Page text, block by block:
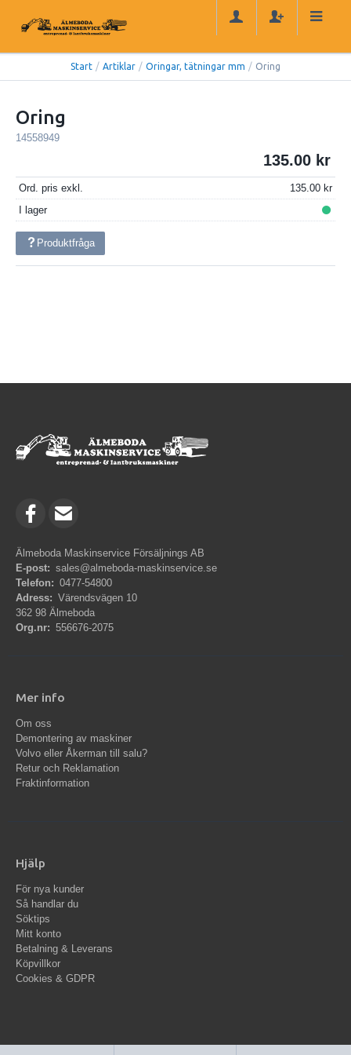
Start / Artiklar / Oringar, tätningar mm / Oring
Oring
14558949
135.00
Ord. pris exkl.
135.00
I lager
Produktfråga
Älmeboda Maskinservice Försäljnings AB
E-post: sales@almeboda-maskinservice.se
Telefon: 0477-54800
Adress: Värendsvägen 10
362 98 Älmeboda
Org.nr: 556676-2075
Mer info
Om oss
Demontering av maskiner
Volvo eller Åkerman till salu?
Retur och Reklamation
Fraktinformation
Hjälp
För nya kunder
Så handlar du
Söktips
Mitt konto
Betalning & Leverans
Köpvillkor
Cookies & GDPR